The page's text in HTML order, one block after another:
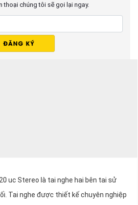
thoại chúng tôi sẽ gọi lại ngay.
uc Stereo là tai nghe hai bên tai sử
Tai nghe được thiết kế chuyên nghiệp